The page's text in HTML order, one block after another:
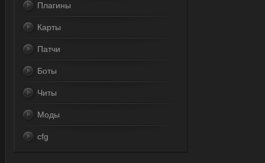
Плагины
Карты
Патчи
Боты
Читы
Моды
cfg